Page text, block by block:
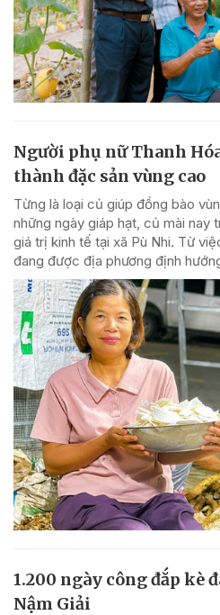
Người phụ nữ Thanh
thành đặc sản vùng cao
Từng là loại củ giúp đồng bào
những ngày giáp hạt, củ mài nay
giá trị kinh tế tại xã Pù Nhi. Từ
đang được địa phương định
1.200 ngày công đắp kè
Nậm Giải